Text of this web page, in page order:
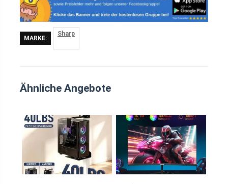
MARKE:
Sharp
Ähnliche Angebote